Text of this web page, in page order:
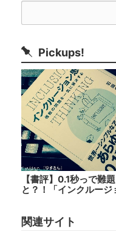
Pickups!
【書評】0.1秒っで難
と？！「インクルージ
関連サイト